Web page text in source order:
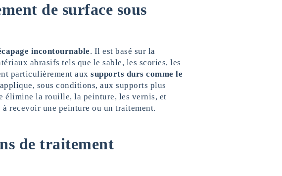
de surface sous
incontournable. Il est basé sur la
abrasifs tels que le sable, les scories, les
particulièrement aux supports durs comme le
sous conditions, aux supports plus
élimine la rouille, la peinture, les vernis, et
recevoir une peinture ou un traitement.
de traitement